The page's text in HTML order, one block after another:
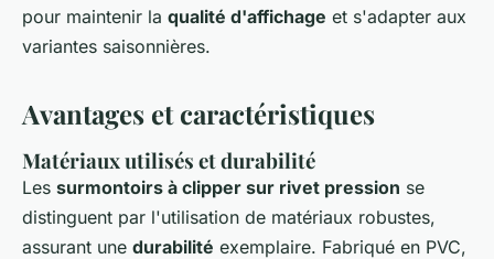
pour maintenir la qualité d'affichage et s'adapter aux
variantes saisonnières.
Avantages et caractéristiques
Matériaux utilisés et durabilité
Les surmontoirs à clipper sur rivet pression se
distinguent par l'utilisation de matériaux robustes,
assurant une durabilité exemplaire. Fabriqué en PVC,